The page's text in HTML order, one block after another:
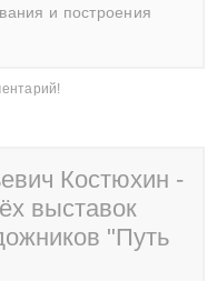
и построения
Костюхин -
выставок
"Путь